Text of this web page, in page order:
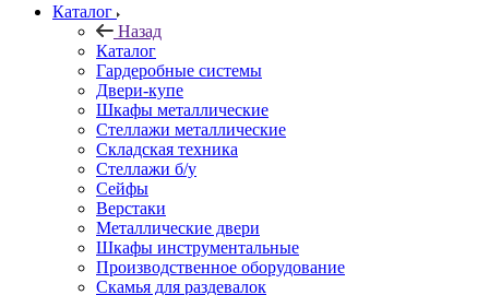
Каталог
Назад
Каталог
Гардеробные системы
Двери-купе
Шкафы металлические
Стеллажи металлические
Складская техника
Стеллажи б/у
Сейфы
Верстаки
Металлические двери
Шкафы инструментальные
Производственное оборудование
Скамья для раздевалок